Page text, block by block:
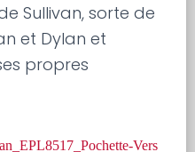
Sullivan, sorte de
et Dylan et
propres